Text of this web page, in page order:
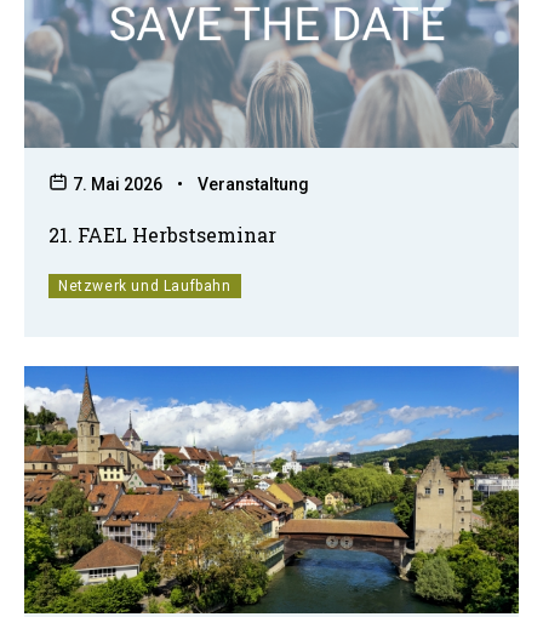
7. Mai 2026 • Veranstaltung
21. FAEL Herbstseminar
Netzwerk und Laufbahn